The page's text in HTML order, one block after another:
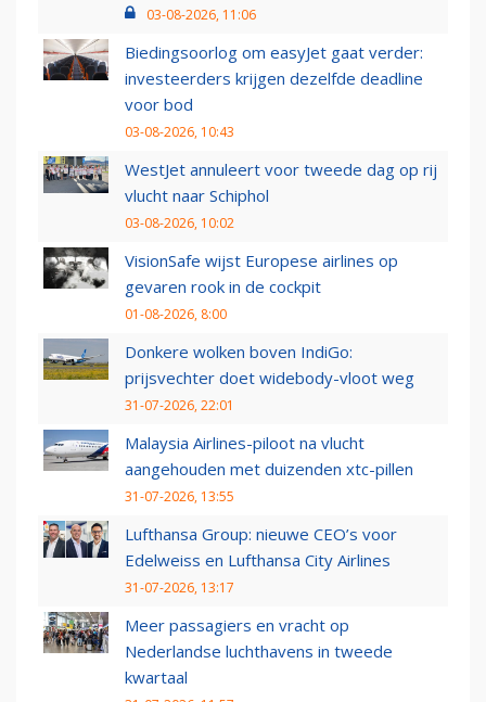
03-08-2026, 11:06
Biedingsoorlog om easyJet gaat verder:
investeerders krijgen dezelfde deadline
voor bod
03-08-2026, 10:43
WestJet annuleert voor tweede dag op rij
vlucht naar Schiphol
03-08-2026, 10:02
VisionSafe wijst Europese airlines op
gevaren rook in de cockpit
01-08-2026, 8:00
Donkere wolken boven IndiGo:
prijsvechter doet widebody-vloot weg
31-07-2026, 22:01
Malaysia Airlines-piloot na vlucht
aangehouden met duizenden xtc-pillen
31-07-2026, 13:55
Lufthansa Group: nieuwe CEO’s voor
Edelweiss en Lufthansa City Airlines
31-07-2026, 13:17
Meer passagiers en vracht op
Nederlandse luchthavens in tweede
kwartaal